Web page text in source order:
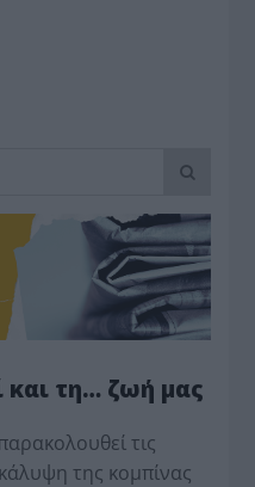
και τη… ζωή μας
τις
της κο­μπίνας